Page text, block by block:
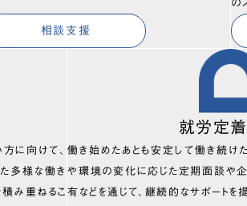
相談支援
の
に向けて、
多様な働き
み重ねるこ
就労定
働き始めたあとも安定して働き続け
や環境の変化に応じた定期面談や
有などを通じて、継続的なサポートを